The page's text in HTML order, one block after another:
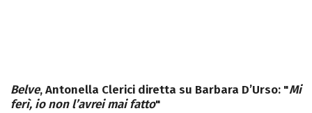
Belve, Antonella Clerici diretta su Barbara D’Urso: "Mi
ferì, io non l’avrei mai fatto"